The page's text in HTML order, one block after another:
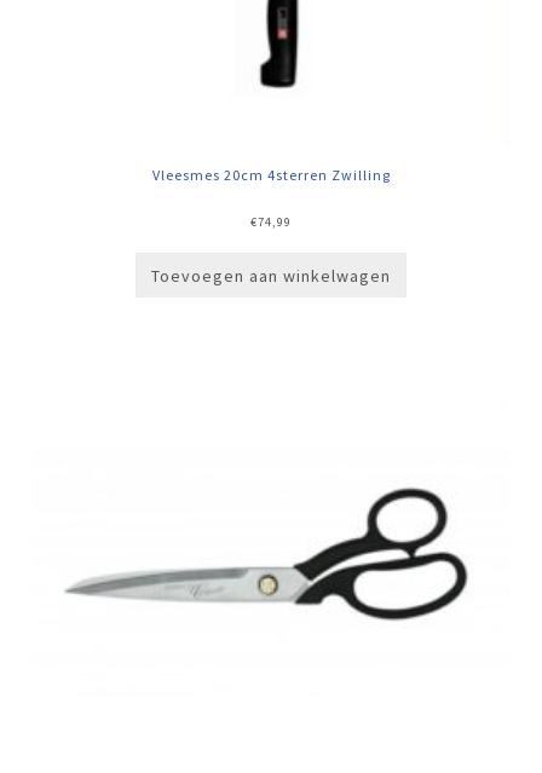
Vleesmes 20cm 4sterren Zwilling
€74,99
Toevoegen aan winkelwagen